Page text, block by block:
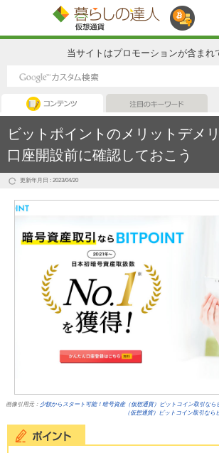
当サイトはプロモーションが含まれ
コンテンツ 注目のキーワード
ビットポイントのメリットデメ
口座開設前に確認しておこう
更新年月日 : 2023/04/20
画像引用元： 少額からスタート可能！暗号資産（仮想通貨）ビットコイン取引なら
（仮想通貨）ビットコイン取引なら